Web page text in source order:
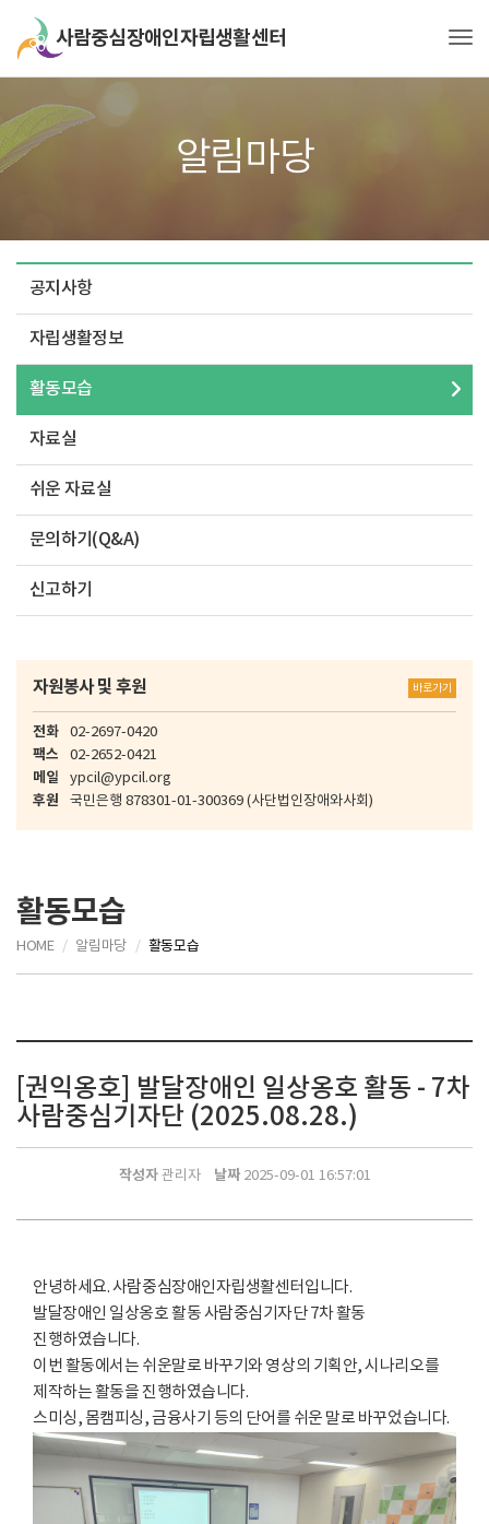
알림마당
공지사항
자립생활정보
활동모습
자료실
쉬운 자료실
문의하기(Q&A)
신고하기
자원봉사 및 후원 바로가기
전화 02-2697-0420
팩스 02-2652-0421
메일 ypcil@ypcil.org
후원 국민은행 878301-01-300369 (사단법인장애와사회)
활동모습
HOME 알림마당 활동모습
[권익옹호] 발달장애인 일상옹호 활동 - 7차
사람중심기자단 (2025.08.28.)
작성자관리자 날짜2025-09-01 16:57:01
안녕하세요. 사람중심장애인자립생활센터입니다.
발달장애인 일상옹호 활동 사람중심기자단 7차 활동
진행하였습니다.
이번 활동에서는 쉬운말로 바꾸기와 영상의 기획안, 시나리오를
제작하는 활동을 진행하였습니다.
스미싱, 몸캠피싱, 금융사기 등의 단어를 쉬운 말로 바꾸었습니다.